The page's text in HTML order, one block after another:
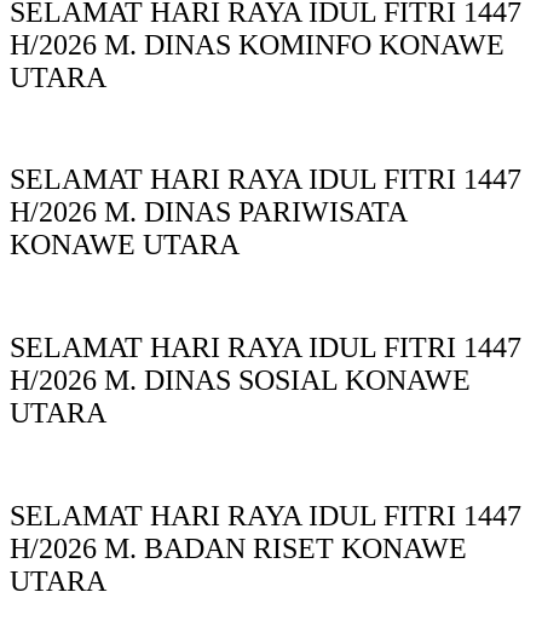
SELAMAT HARI RAYA IDUL FITRI 1447
H/2026 M. DINAS KOMINFO KONAWE
UTARA
SELAMAT HARI RAYA IDUL FITRI 1447
H/2026 M. DINAS PARIWISATA
KONAWE UTARA
SELAMAT HARI RAYA IDUL FITRI 1447
H/2026 M. DINAS SOSIAL KONAWE
UTARA
SELAMAT HARI RAYA IDUL FITRI 1447
H/2026 M. BADAN RISET KONAWE
UTARA